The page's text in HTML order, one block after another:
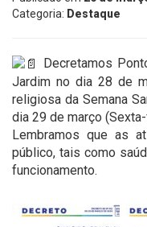
Categoria: Destaque
Decretamos
Jardim no dia 28 de
religiosa da Semana
dia 29 de março
Lembramos que as
público, tais como
funcionamento.